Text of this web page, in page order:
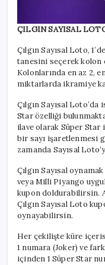
ÇILGIN SAYISAL
Çılgın Sayısal Loto,
tanesini seçerek kolon
Kolonlarında en az 2,
miktarlarda ikramiye
Çılgın Sayısal
Star özelliği
ilave olarak Süper Star
bir sayı işaretlenmesi
zamanda Sayısal
Çılgın Sayısal
veya Milli Piyango
kupon doldurabilirsin.
Çılgın Sayısal Loto
oynayabilirsin.
Her çekilişte küre
1 numara (Joker) ve
içinden 1 Süper Star